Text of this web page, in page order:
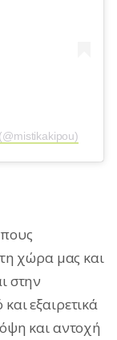
χώρα μας και
στην
εξαιρετικά
και αντοχή